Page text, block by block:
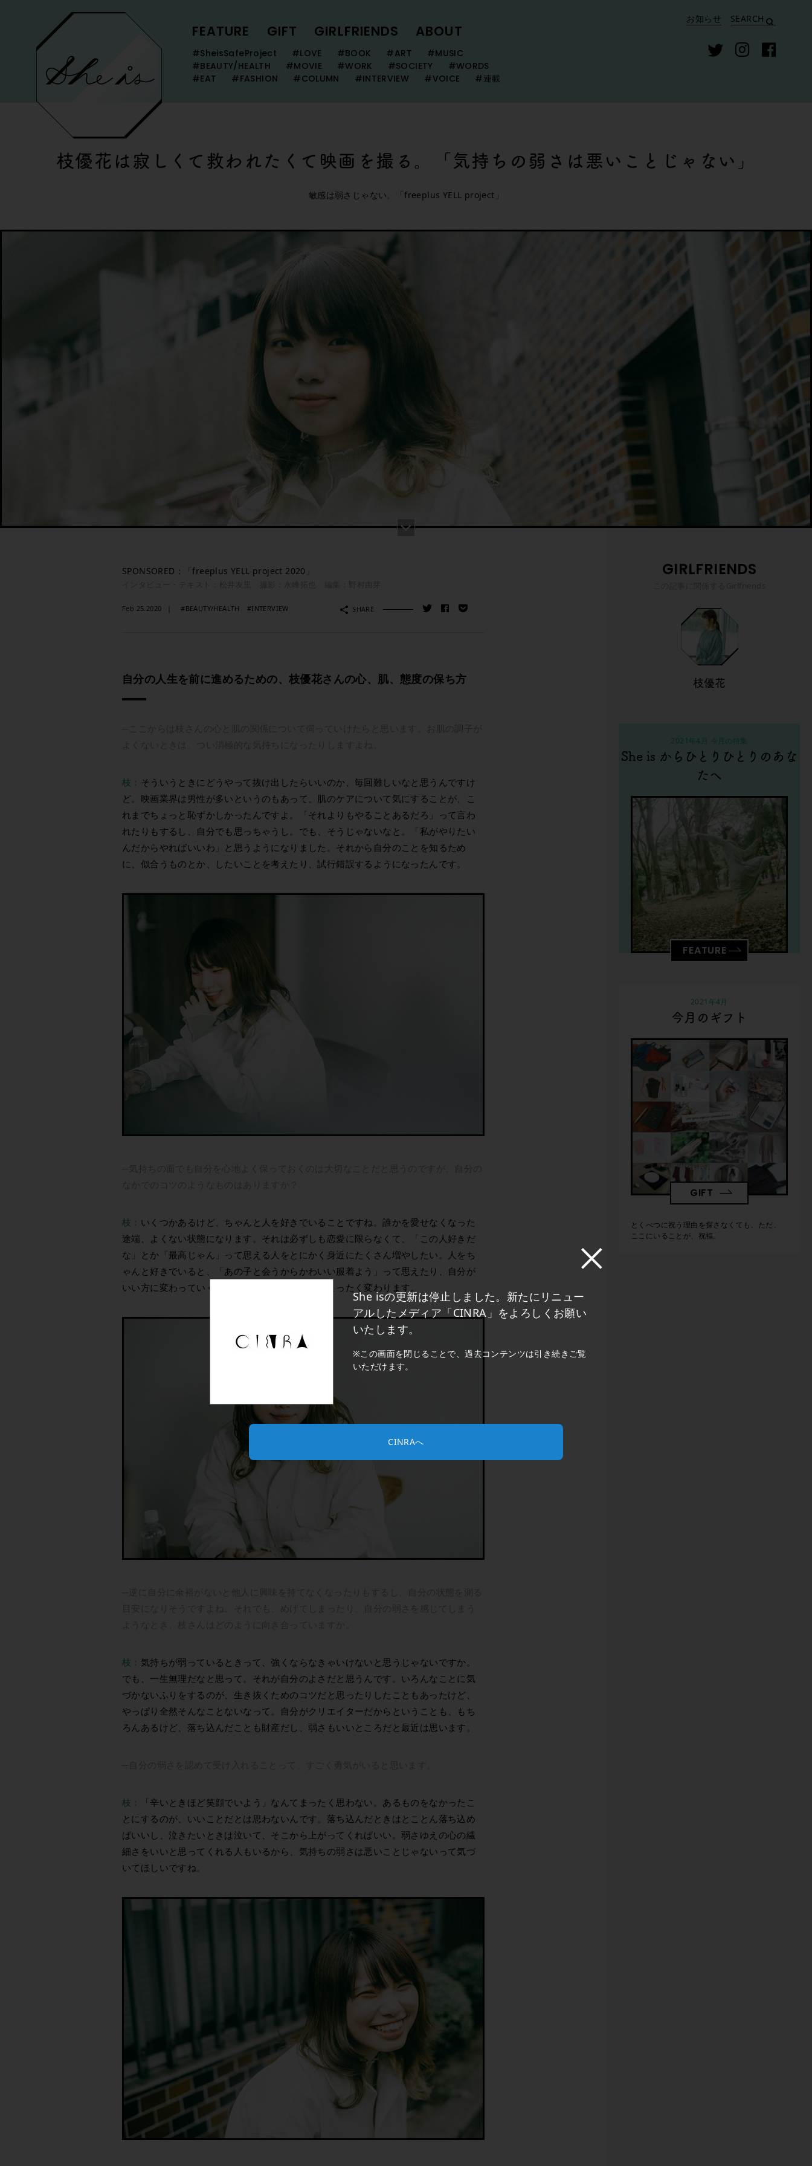
She isの更新は停止しました。新たにリニュー
アルしたメディア「CINRA」をよろしくお願い
いたします。
※この画面を閉じることで、過去コンテンツは引き続きご覧
いただけます。
CINRAへ
FEATURE GIFT GIRLFRIENDS ABOUT
#SheisSafeProject #LOVE #BOOK #ART
#MUSIC
#BEAUTY/HEALTH
#MOVIE #WORK #SOCIETY
#WORDS
#EAT
#FASHION #COLUMN #INTERVIEW #VOICE #連載
お知らせ SEARCH
枝優花は寂しくて救われたくて映画を撮る。「気持ちの弱さは悪いことじゃない」
敏感は弱さじゃない。「freeplus YELL project」
SPONSORED：「freeplus YELL project 2020」
Feb 25.2020 #BEAUTY/HEALTH #INTERVIEW SHARE
自分の人生を前に進めるための、枝優花さんの心、肌、態度の保ち方
枝： そういうときにどうやって抜け出したらいいのか、毎回難しいなと思うんですけ
ど。映画業界は男性が多いというのもあって、肌のケアについて気にすることが、こ
れまでちょっと恥ずかしかったんですよ。「それよりもやることあるだろ」って言わ
れたりもするし、自分でも思っちゃうし。でも、そうじゃないなと。「私がやりたい
んだからやればいいわ」と思うようになりました。それから自分のことを知るため
に、似合うものとか、したいことを考えたり、試行錯誤するようになったんです。
枝： いくつかあるけど、ちゃんと人を好きでいることですね。誰かを愛せなくなった
途端、よくない状態になります。それは必ずしも恋愛に限らなくて、「この人好きだ
な」とか「最高じゃん」って思える人をとにかく身近にたくさん増やしたい。人をち
ゃんと好きでいると、「あの子と会うからかわいい服着よう」って思えたり、自分が
いい方に変わっていくし、それだけで肌の調子もまったく変わります。
枝： 気持ちが弱っているときって、強くならなきゃいけないと思うじゃないですか。
でも、一生無理だなと思って。それが自分のよさだと思うんです。いろんなことに気
づかないふりをするのが、生き抜くためのコツだと思ったりしたこともあったけど、
やっぱり全然そんなことないなって。自分がクリエイターだからということも、もち
ろんあるけど、落ち込んだことも財産だし、弱さもいいところだと最近は思います。
枝：
「辛いときほど笑顔でいよう」なんてまったく思わない。あるものをなかったこ
とにするのが、いいことだとは思わないんです。落ち込んだときはとことん落ち込め
ばいいし、泣きたいときは泣いて、そこから上がってくればいい。弱さゆえの心の繊
細さをいいと思ってくれる人もいるから、気持ちの弱さは悪いことじゃないって気づ
いてほしいですね。
GIRLFRIENDS
枝優花
2021年4月 今月の特集
She is からひとりひとりのあな
たへ
FEATURE
2021年4月
今月のギフト
GIFT
とくべつに祝う理由を探さなくても、ただ、
ここにいることが、祝福。